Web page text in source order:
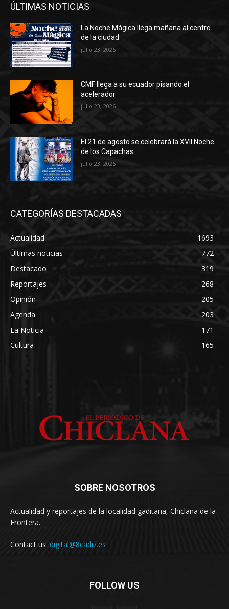
ÚLTIMAS NOTICIAS
La Noche Mágica llega mañana al centro
de la ciudad
julio 23, 2026
CMF llega a su ecuador pisando el
acelerador
julio 23, 2026
El 21 de agosto se celebrará la XVII Noche
de los Capachas
julio 23, 2026
CATEGORÍAS DESTACADAS
Actualidad
1693
Últimas noticias
772
Destacado
319
Reportajes
268
Opinión
205
Agenda
203
La Noticia
171
Cultura
165
SOBRE NOSOTROS
Actualidad y reportajes de la localidad gaditana, Chiclana de la
Frontera.
Contact us: digital@8cadiz.es
FOLLOW US